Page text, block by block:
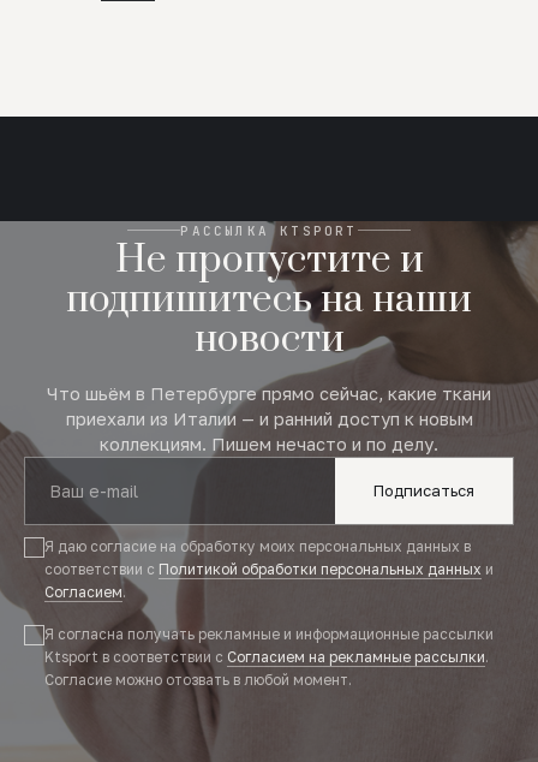
РАССЫЛКА KTSPORT
Не пропустите и
подпишитесь на наши
новости
Что шьём в Петербурге прямо сейчас, какие ткани
приехали из Италии — и ранний доступ к новым
коллекциям. Пишем нечасто и по делу.
Подписаться
Я даю согласие на обработку моих персональных данных в
соответствии с Политикой обработки персональных данных и
Согласием.
Я согласна получать рекламные и информационные рассылки
Ktsport в соответствии с Согласием на рекламные рассылки.
Согласие можно отозвать в любой момент.